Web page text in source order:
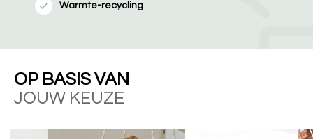
Warmte-recycling
OP BASIS VAN
JOUW KEUZE